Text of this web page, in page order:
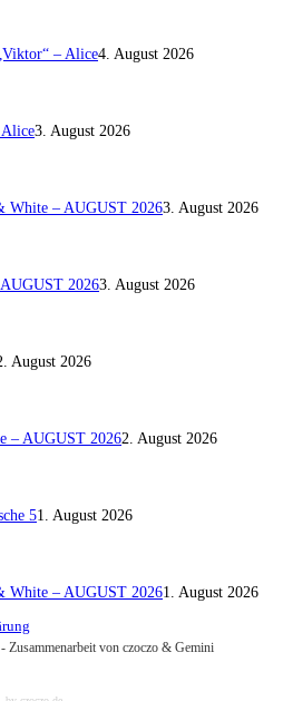
– Alice4. August 2026
3. August 2026
White – AUGUST 20263. August 2026
20263. August 2026
August 2026
– AUGUST 20262. August 2026
51. August 2026
White – AUGUST 20261. August 2026
von czoczo & Gemini